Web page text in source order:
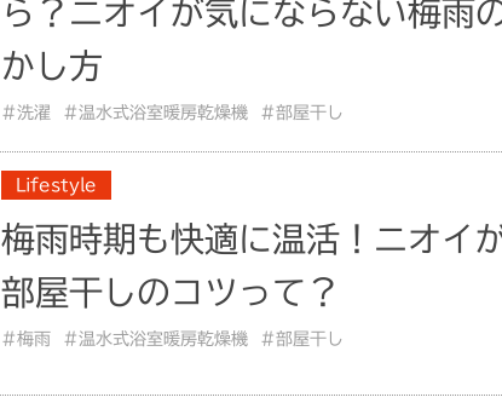
ら？ニオイが気にならない梅雨
かし方
#洗濯 #温水式浴室暖房乾燥機 #部屋干し
Lifestyle
梅雨時期も快適に温活！ニオイ
部屋干しのコツって？
#梅雨 #温水式浴室暖房乾燥機 #部屋干し